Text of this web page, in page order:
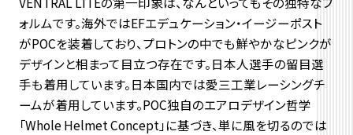
ォルムです。海外ではEFエデュケーション・イージーポスト
がPOCを装着しており、プロトンの中でも鮮やかなピンクが
デザインと相まって目立つ存在です。日本人選手の留目選
手も着用しています。日本国内では愛三工業レーシングチ
ームが着用しています。POC独自のエアロデザイン哲学
「Whole Helmet Concept」に基づき、単に風を切るのでは